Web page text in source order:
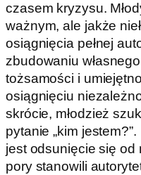
czasem kryzysu.
ważnym, ale jakże
osiągnięcia pełnej
zbudowaniu
tożsamości i
osiągnięciu
skrócie, młodzież
pytanie „kim
jest odsunięcie się od
pory stanowili